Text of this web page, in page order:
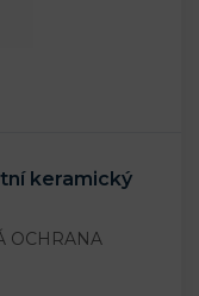
keramický
OCHRANA